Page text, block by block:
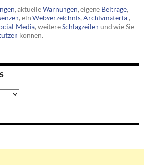
, aktuelleWarnungen, eigene Beiträge,
, ein Webverzeichnis, Archivmaterial,
Media, weitereSchlagzeilen und wie Sie
können.